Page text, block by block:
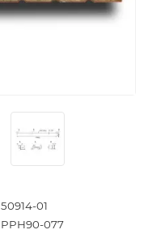
50914-01
PPH90-077